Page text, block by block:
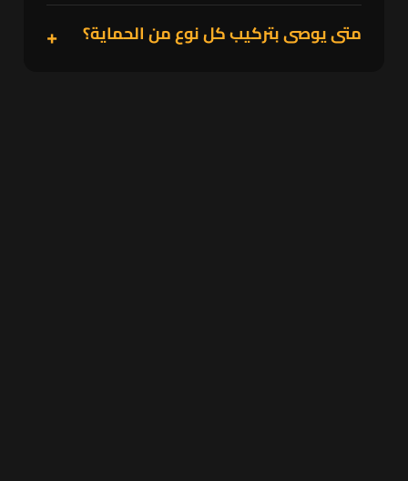
متى يوصى بتركيب كل نوع من الحماية؟